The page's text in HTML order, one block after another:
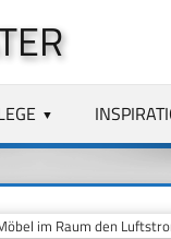
im Raum den